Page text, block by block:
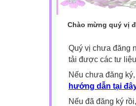
Chào mừng quý vị
Quý vị chưa đăng
tải được các tư
Nếu chưa đăng
hướng dẫn tại
Nếu đã đăng ký